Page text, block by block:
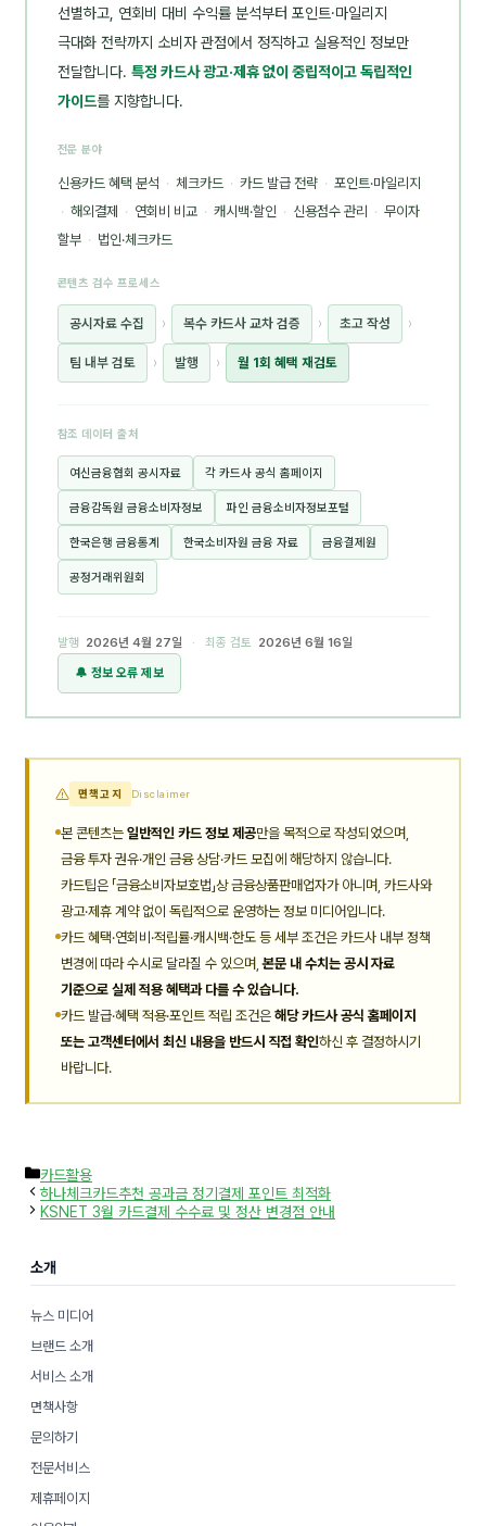
선별하고, 연회비 대비 수익률 분석부터 포인트·마일리지
극대화 전략까지 소비자 관점에서 정직하고 실용적인 정보만
전달합니다. 특정 카드사 광고·제휴 없이 중립적이고 독립적인
가이드를 지향합니다.
전문 분야
신용카드 혜택 분석 · 체크카드 · 카드 발급 전략 · 포인트·마일리지
· 해외결제 · 연회비 비교 · 캐시백·할인 · 신용점수 관리 · 무이자
할부 · 법인·체크카드
콘텐츠 검수 프로세스
공시자료 수집 › 복수 카드사 교차 검증 › 초고 작성 ›
팀 내부 검토 › 발행 › 월 1회 혜택 재검토
참조 데이터 출처
여신금융협회 공시자료 각 카드사 공식 홈페이지
금융감독원 금융소비자정보 파인 금융소비자정보포털
한국은행 금융통계 한국소비자원 금융 자료 금융결제원
공정거래위원회
발행 2026년 4월 27일 · 최종 검토 2026년 6월 16일
🔔 정보 오류 제보
면책고지 Disclaimer
본 콘텐츠는 일반적인 카드 정보 제공만을 목적으로 작성되었으며,
금융 투자 권유·개인 금융 상담·카드 모집에 해당하지 않습니다.
카드팁은 「금융소비자보호법」상 금융상품판매업자가 아니며, 카드사와
광고·제휴 계약 없이 독립적으로 운영하는 정보 미디어입니다.
카드 혜택·연회비·적립률·캐시백·한도 등 세부 조건은 카드사 내부 정책
변경에 따라 수시로 달라질 수 있으며,본문 내 수치는 공시 자료
기준으로 실제 적용 혜택과 다를 수 있습니다.
카드 발급·혜택 적용·포인트 적립 조건은 해당 카드사 공식 홈페이지
또는 고객센터에서 최신 내용을 반드시 직접 확인하신 후 결정하시기
바랍니다.
카
테
고
리
카드활용
하나체크카드추천 공과금 정기결제 포인트 최적화
KSNET 3월 카드결제 수수료 및 정산 변경점 안내
소개
뉴스 미디어
브랜드 소개
서비스 소개
면책사항
문의하기
전문서비스
제휴페이지